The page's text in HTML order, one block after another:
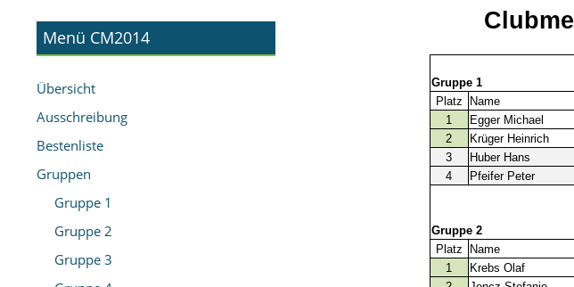
Menü CM2014
Übersicht
Ausschreibung
Bestenliste
Gruppen
Gruppe 1
Gruppe 2
Gruppe 3
Gruppe 1
Platz
Name
1
Egger Michael
2
Krüger Heinrich
3
Huber Hans
4
Pfeifer Peter
Gruppe 2
Platz
Name
1
Krebs Olaf